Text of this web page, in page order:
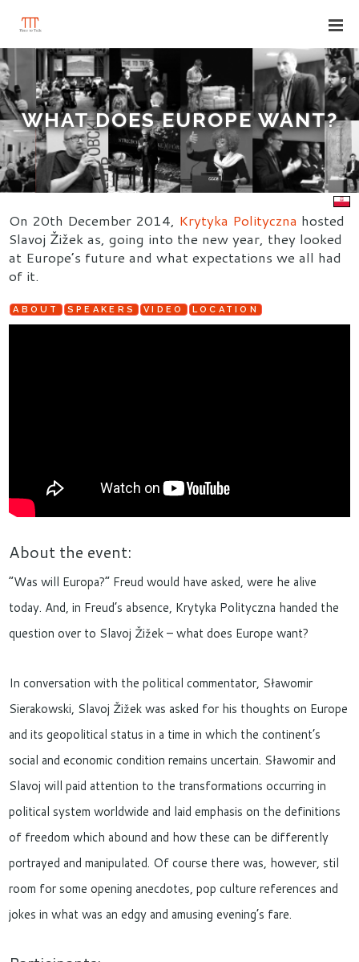
WHAT DOES EUROPE WANT?
On 20th December 2014, Krytyka Polityczna hosted
Slavoj Žižek as, going into the new year, they looked
at Europe’s future and what expectations we all had
of it.
ABOUT SPEAKERS VIDEO LOCATION
About the event:
“Was will Europa?” Freud would have asked, were he alive
today. And, in Freud’s absence, Krytyka Polityczna handed the
question over to Slavoj Žižek – what does Europe want?
In conversation with the political commentator, Sławomir
Sierakowski, Slavoj Žižek was asked for his thoughts on Europe
and its geopolitical status in a time in which the continent’s
social and economic condition remains uncertain. Sławomir and
Slavoj will paid attention to the transformations occurring in
political system worldwide and laid emphasis on the definitions
of freedom which abound and how these can be differently
portrayed and manipulated. Of course there was, however, stil
room for some opening anecdotes, pop culture references and
jokes in what was an edgy and amusing evening’s fare.